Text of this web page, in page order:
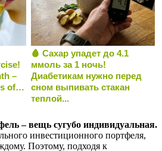
–
of…
🩸 Сахар упадет до 4.1
ммоль за 1 ночь!
Диабетикам нужно перед
сном выпивать стакан
теплой...
– вещь сугубо индивидуальная.
инвестиционного портфеля,
Поэтому, подходя к